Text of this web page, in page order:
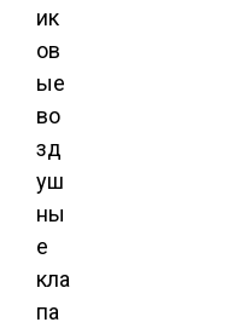
ик
ов
ые
во
зд
уш
ны
е
кла
па